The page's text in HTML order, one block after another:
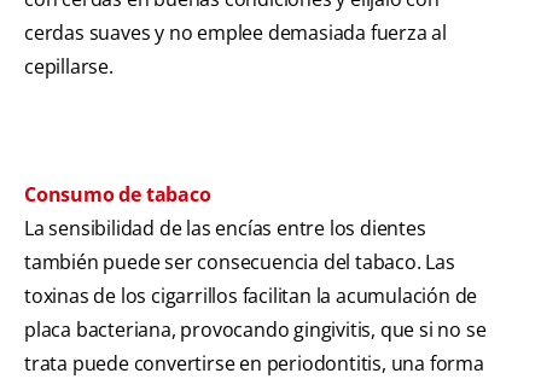
cerdas suaves y no emplee demasiada fuerza al
cepillarse.
Consumo de tabaco
La sensibilidad de las encías entre los dientes
también puede ser consecuencia del tabaco. Las
toxinas de los cigarrillos facilitan la acumulación de
placa bacteriana, provocando gingivitis, que si no se
trata puede convertirse en periodontitis, una forma